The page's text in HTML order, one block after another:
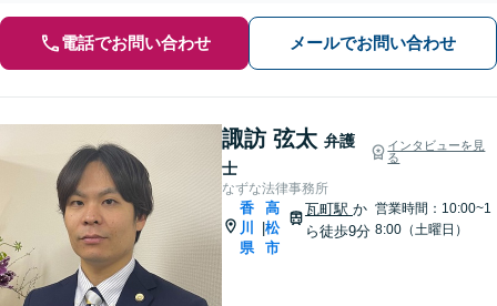
電話でお問い合わせ メールでお問い合わせ
諏訪 弦太 弁護
士
インタビューを見
る
なずな法律事務所
香
川
県
高
松
市
瓦町駅 か
ら徒歩9分
営業時間：10:00~1
8:00（土曜日）